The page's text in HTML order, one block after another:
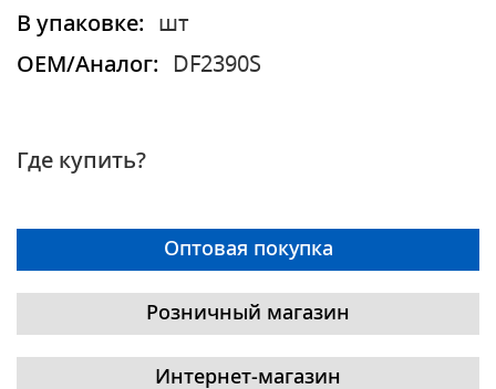
В упаковке:
шт
OEM/Аналог:
DF2390S
Где купить?
Оптовая покупка
Розничный магазин
Интернет-магазин